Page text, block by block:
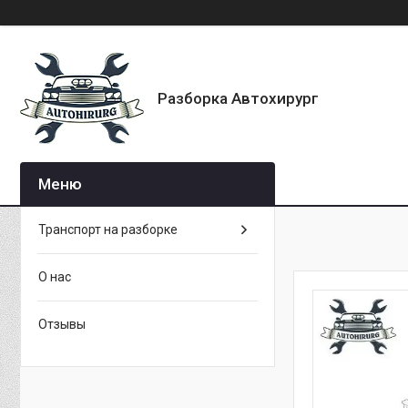
Разборка Автохирург
Транспорт на разборке
О нас
Отзывы